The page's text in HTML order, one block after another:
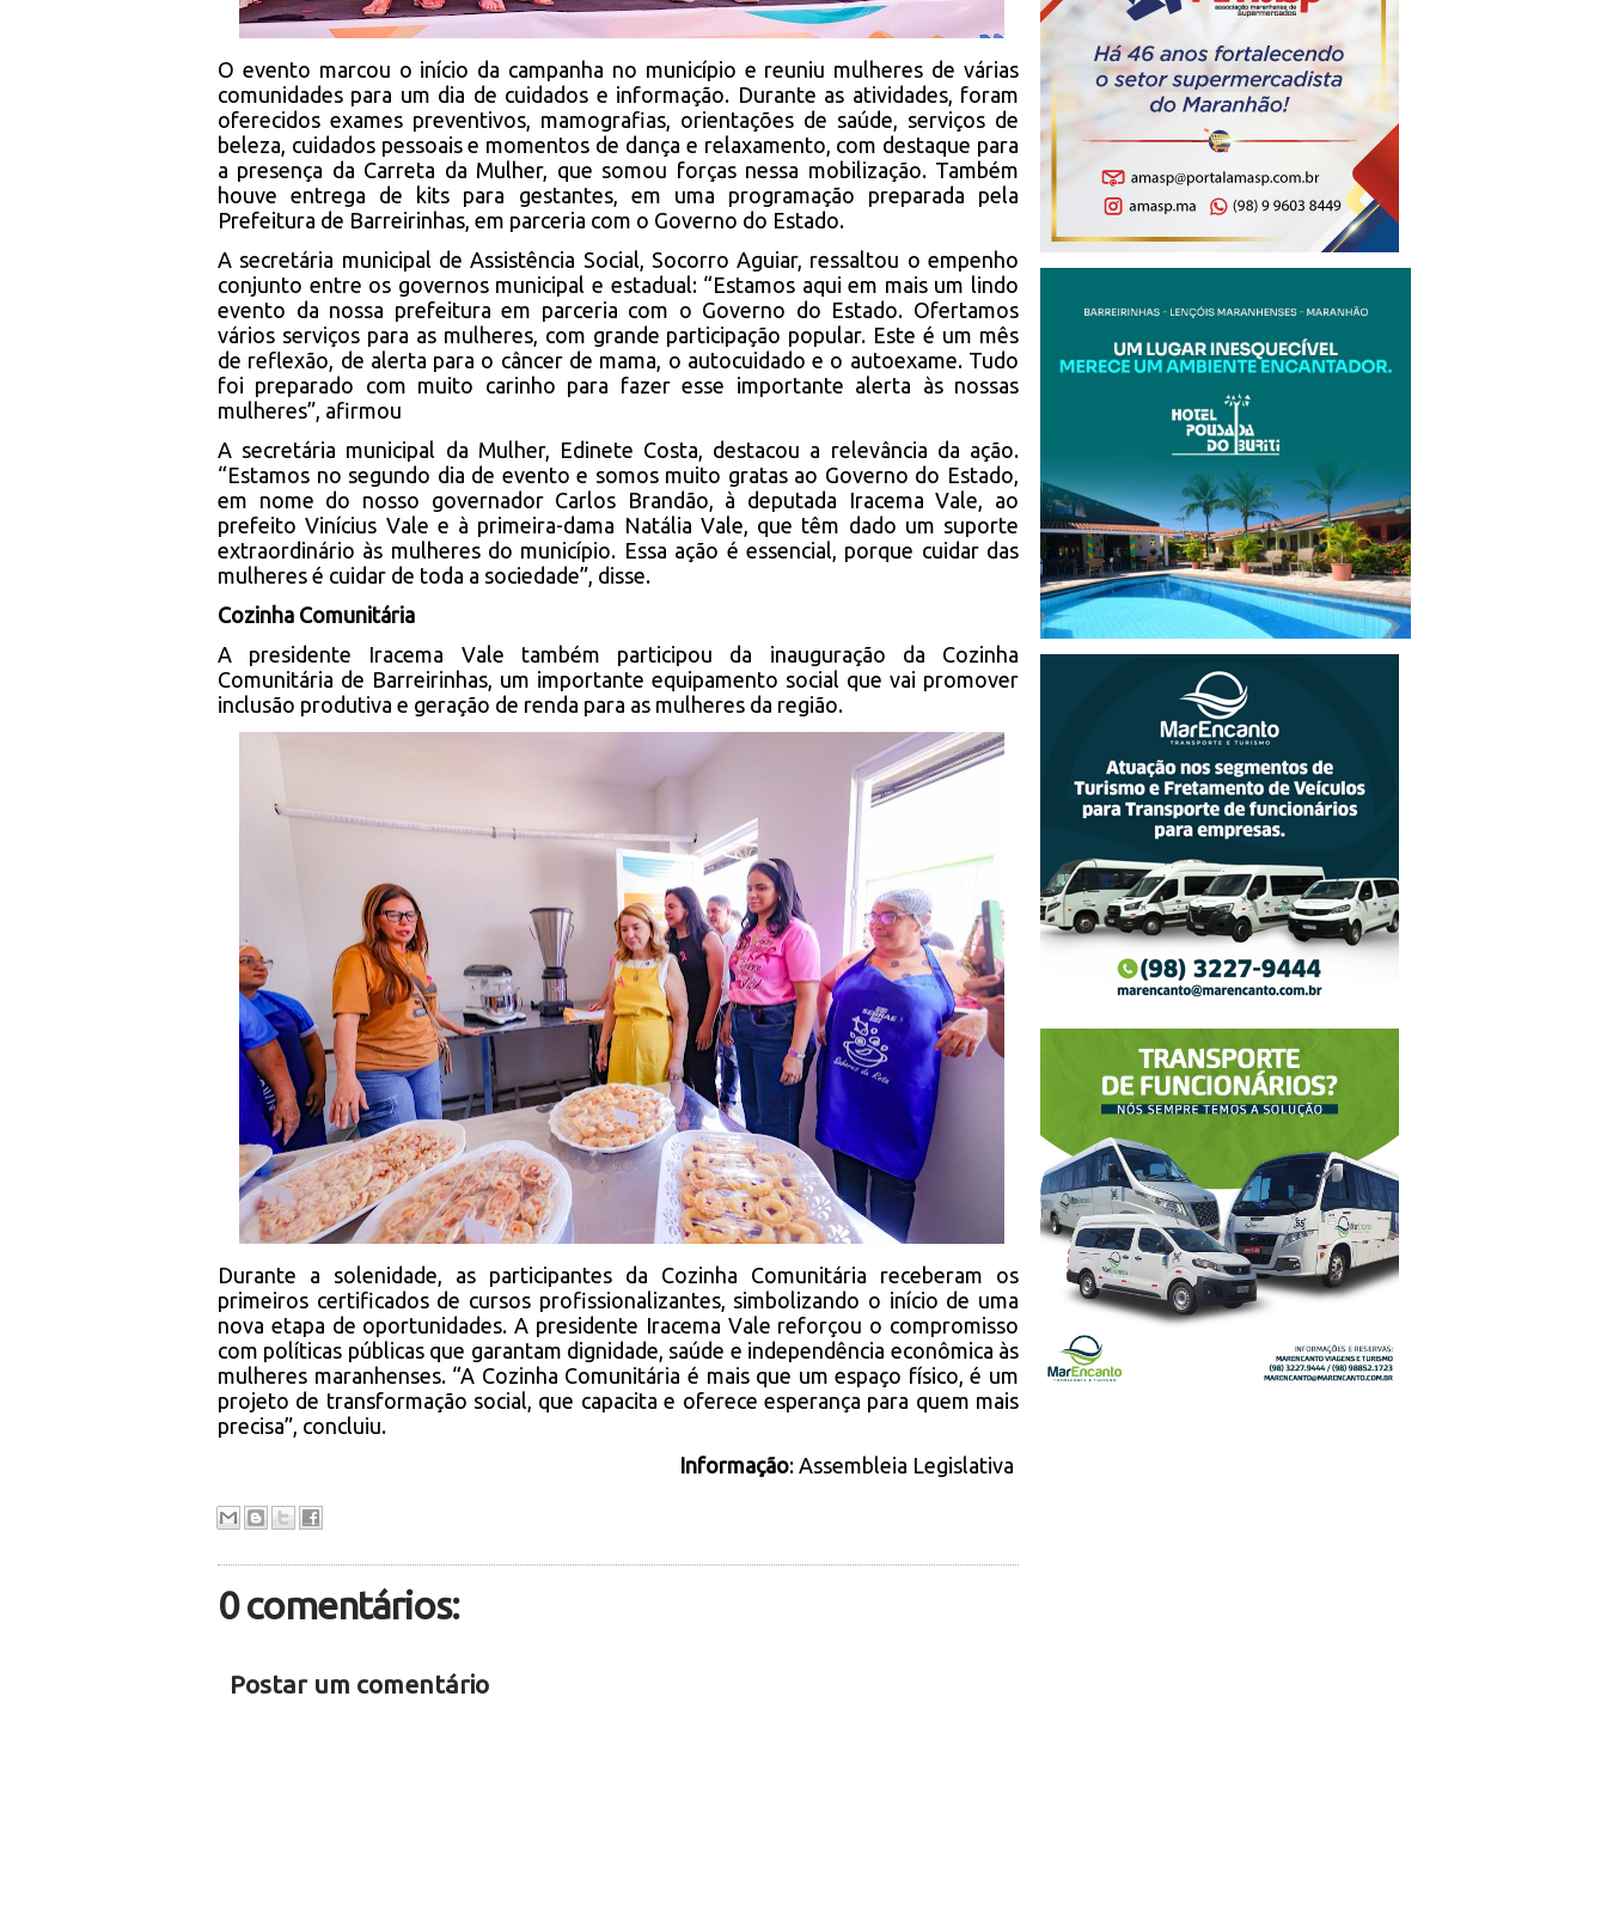
O evento marcou o início da campanha no município e reuniu mulheres de várias
comunidades para um dia de cuidados e informação. Durante as atividades, foram
oferecidos exames preventivos, mamografias, orientações de saúde, serviços de
beleza, cuidados pessoais e momentos de dança e relaxamento, com destaque para
a presença da Carreta da Mulher, que somou forças nessa mobilização. Também
houve entrega de kits para gestantes, em uma programação preparada pela
Prefeitura de Barreirinhas, em parceria com o Governo do Estado.
A secretária municipal de Assistência Social, Socorro Aguiar, ressaltou o empenho
conjunto entre os governos municipal e estadual: “Estamos aqui em mais um lindo
evento da nossa prefeitura em parceria com o Governo do Estado. Ofertamos
vários serviços para as mulheres, com grande participação popular. Este é um mês
de reflexão, de alerta para o câncer de mama, o autocuidado e o autoexame. Tudo
foi preparado com muito carinho para fazer esse importante alerta às nossas
mulheres”, afirmou
A secretária municipal da Mulher, Edinete Costa, destacou a relevância da ação.
“Estamos no segundo dia de evento e somos muito gratas ao Governo do Estado,
em nome do nosso governador Carlos Brandão, à deputada Iracema Vale, ao
prefeito Vinícius Vale e à primeira-dama Natália Vale, que têm dado um suporte
extraordinário às mulheres do município. Essa ação é essencial, porque cuidar das
mulheres é cuidar de toda a sociedade”, disse.
Cozinha Comunitária
A presidente Iracema Vale também participou da inauguração da Cozinha
Comunitária de Barreirinhas, um importante equipamento social que vai promover
inclusão produtiva e geração de renda para as mulheres da região.
Durante a solenidade, as participantes da Cozinha Comunitária receberam os
primeiros certificados de cursos profissionalizantes, simbolizando o início de uma
nova etapa de oportunidades. A presidente Iracema Vale reforçou o compromisso
com políticas públicas que garantam dignidade, saúde e independência econômica às
mulheres maranhenses. “A Cozinha Comunitária é mais que um espaço físico, é um
projeto de transformação social, que capacita e oferece esperança para quem mais
precisa”, concluiu.
Informação: Assembleia Legislativa
0 comentários:
Postar um comentário